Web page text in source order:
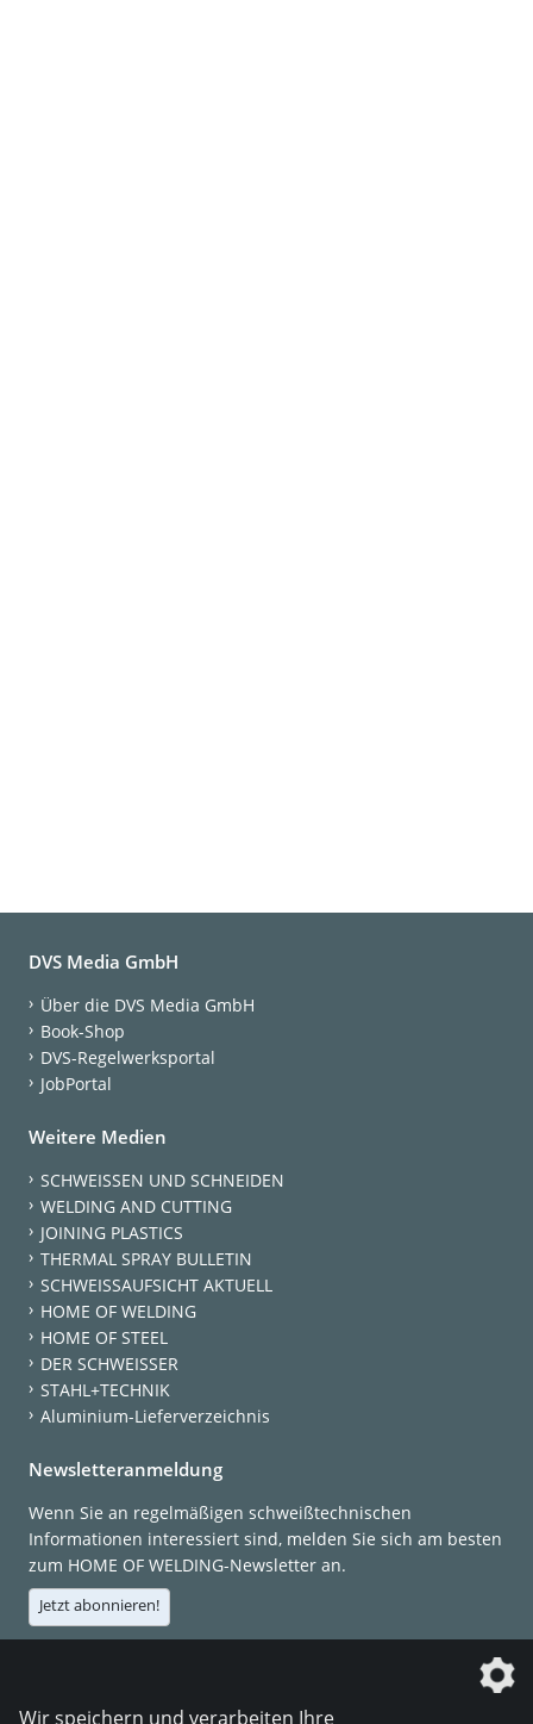
DVS Media GmbH
Über die DVS Media GmbH
Book-Shop
DVS-Regelwerksportal
JobPortal
Weitere Medien
SCHWEISSEN UND SCHNEIDEN
WELDING AND CUTTING
JOINING PLASTICS
THERMAL SPRAY BULLETIN
SCHWEISSAUFSICHT AKTUELL
HOME OF WELDING
HOME OF STEEL
DER SCHWEISSER
STAHL+TECHNIK
Aluminium-Lieferverzeichnis
Newsletteranmeldung
Wenn Sie an regelmäßigen schweißtechnischen
Informationen interessiert sind, melden Sie sich am besten
zum HOME OF WELDING-Newsletter an.
Jetzt abonnieren!
Die DVS Media GmbH ist ein Unternehmen der
Wir speichern und verarbeiten Ihre